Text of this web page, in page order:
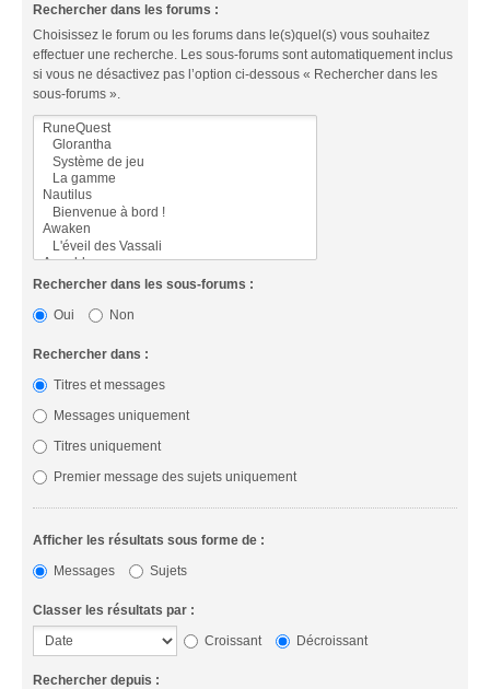
Rechercher dans les forums :
Choisissez le forum ou les forums dans le(s)quel(s) vous souhaitez
effectuer une recherche. Les sous-forums sont automatiquement inclus
si vous ne désactivez pas l’option ci-dessous « Rechercher dans les
sous-forums ».
Rechercher dans les sous-forums :
Oui
Non
Rechercher dans :
Titres et messages
Messages uniquement
Titres uniquement
Premier message des sujets uniquement
Afficher les résultats sous forme de :
Messages
Sujets
Classer les résultats par :
Croissant
Décroissant
Rechercher depuis :